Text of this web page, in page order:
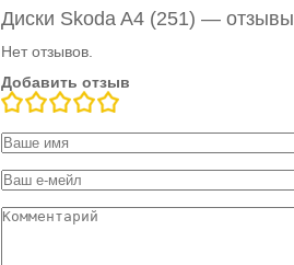
Диски Skoda A4 (251) — отзывы
Нет отзывов.
Добавить отзыв